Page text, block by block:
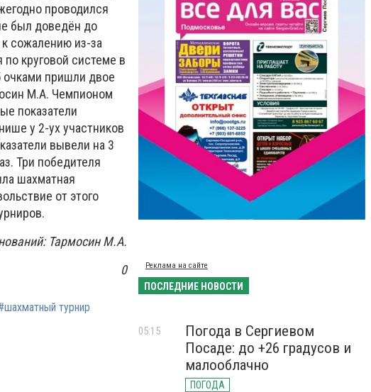
проводился
был доведён до
сожалению из-за
круговой системе в
очками пришли двое
М.А. Чемпионом
показатели
у 2-ух участников
вывели на 3
Три победителя
шахматная
от этого
Тармосин М.А.
0
турнир
Реклама на сайте
ПОСЛЕДНИЕ НОВОСТИ
Погода в Сергиевом
Посаде: до +26 градусов и
малооблачно
ПОГОДА
05:15